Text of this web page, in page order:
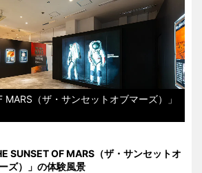
MARS（ザ・サンセットオブマーズ）」
SUNSET OF MARS（ザ・サンセットオ
ズ）」の体験風景